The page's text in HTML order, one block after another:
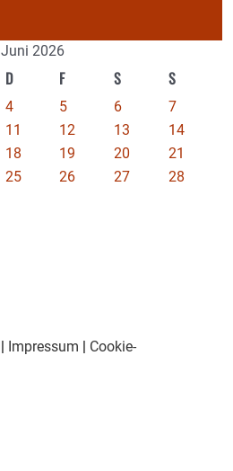
Juni 2026
D F S S
4 5 6
7
11 12 13
14
18 19 20
21
25 26 27
28
| Impressum | Cookie-